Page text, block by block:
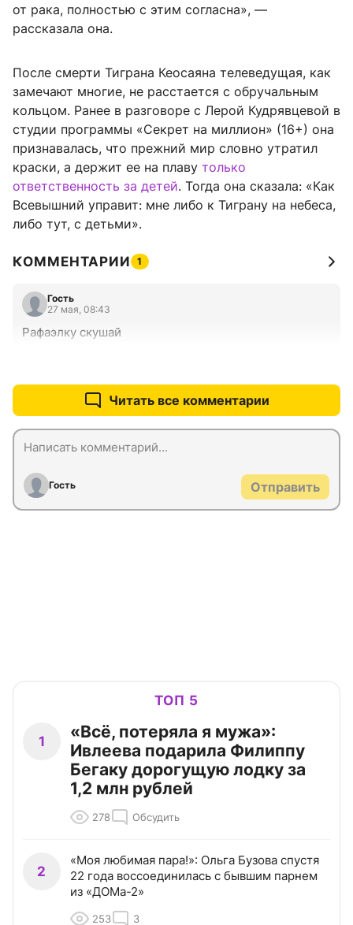
от рака, полностью с этим согласна», —
рассказала она.
После смерти Тиграна Кеосаяна телеведущая, как
замечают многие, не расстается с обручальным
кольцом. Ранее в разговоре с Лерой Кудрявцевой в
студии программы «Секрет на миллион» (16+) она
признавалась, что прежний мир словно утратил
краски, а держит ее на плаву только
ответственность за детей. Тогда она сказала: «Как
Всевышний управит: мне либо к Тиграну на небеса,
либо тут, с детьми».
КОММЕНТАРИИ 1
Гость
27 мая, 08:43
Рафаэлку скушай
Читать все комментарии
Гость Отправить
ТОП 5
1
«Всё, потеряла я мужа»:
Ивлеева подарила Филиппу
Бегаку дорогущую лодку за
1,2 млн рублей
278 Обсудить
2
«Моя любимая пара!»: Ольга Бузова спустя
22 года воссоединилась с бывшим парнем
из «ДОМа-2»
253 3